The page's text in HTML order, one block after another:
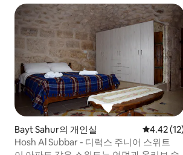
Bayt Sahur의 개인실 평점 4.42
4.42
Hosh Al Subbar - 디럭스 주니어 스위트